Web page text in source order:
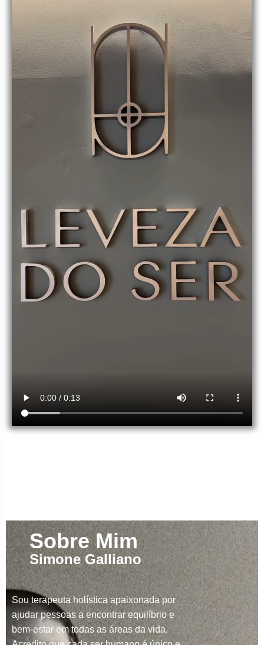
Sobre Mim
Simone Galliano
Sou terapeuta holística apaixonada por
ajudar pessoas a encontrar equilíbrio e
bem-estar em todas as áreas da vida.